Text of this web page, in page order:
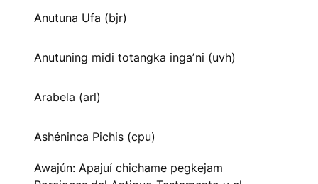
Anutuna Ufa (bjr)
Anutuning midi totangka ingaʼni (uvh)
Arabela (arl)
Ashéninca Pichis (cpu)
Awajún: Apajuí chichame pegkejam